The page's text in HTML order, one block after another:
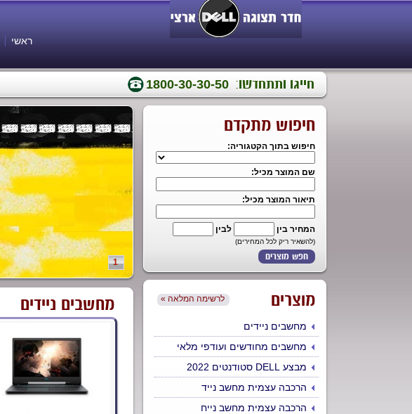
ראשי
חייגו ותתחדשו: 1800-30-30-50
חיפוש מתקדם
חיפוש בתוך הקטגוריה:
שם המוצר מכיל:
תיאור המוצר מכיל:
המחיר בין לבין
(להשאיר ריק לכל המחירים)
« לרשימה המלאה מוצרים
מחשבים ניידים
מחשבים מחודשים ועודפי מלאי
מבצע DELL סטודנטים 2022
הרכבה עצמית מחשב נייד
הרכבה עצמית מחשב נייח
1
מחשבים ניידים